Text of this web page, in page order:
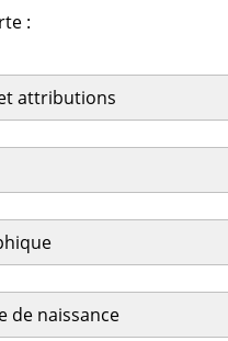
:
attributions
de naissance